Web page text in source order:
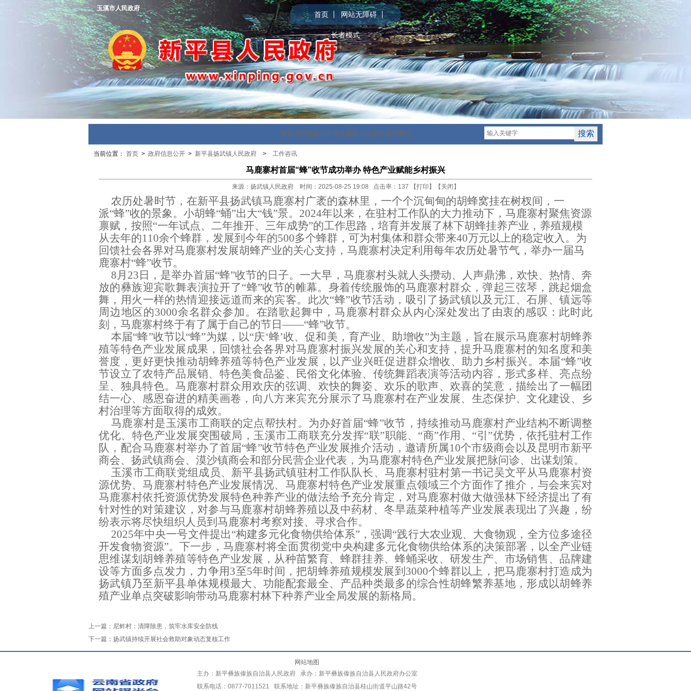
首页 网站无障碍
长者模式
玉溪市人民政府
首页 政府信息公开 政务服务 公众参与 新平概况
当前位置： 首页 > 政府信息公开 > 新平县扬武镇人民政府 > 工作咨讯
马鹿寨村首届“蜂”收节成功举办 特色产业赋能乡村振兴
来源：扬武镇人民政府 时间：2025-08-25 19:08 点击率： 137 【打印 】【 关闭 】
农历处暑时节，在新平县扬武镇马鹿寨村广袤的森林里，一个个沉甸甸的胡蜂窝挂在树杈间，一
派“蜂”收的景象。小胡蜂“蛹”出大“钱”景。 2024年以来， 在驻村工作队的大力推动下， 马鹿寨村聚焦资源
禀赋， 按照“一年试点、二年推开、三年成势”的工作思路，培育并发展了林下胡蜂挂养产业 ， 养殖规模
从去年的110余个蜂群，发展到今年的500多个蜂群，可为村集体和群众带来40万元以上的稳定收入。 为
回馈社会各界对马鹿寨村发展胡蜂产业的关心支持， 马鹿寨村决定利用每年农历处暑节气，举办一届马
鹿寨村“蜂”收节。
8月 23 日，是举办首届“蜂”收节的日子。 一大早， 马鹿寨村头就人头攒动、人声鼎沸，欢快、热情、奔
放的彝族迎宾歌舞表演拉开了“蜂”收节的帷幕。身着传统服饰的马鹿寨村群众 ，弹起三弦琴 ， 跳起烟盒
舞，用 火一样的热情迎接远道而来的宾客。此次“蜂”收节活动，吸引了扬武镇以及元江、石屏、镇远等
周边地区的3000余名群众参加。在踏歌起舞中，马鹿寨村群众从内心深处发出了由衷的感叹：此时此
刻，马鹿寨村终于有了属于自己的节日——“蜂”收节。
本届“蜂”收节以“蜂”为媒， 以“庆‘蜂’收、促和美 ，育产业、助增收”为主题 ，旨在展示马鹿寨村胡蜂养
殖等特色产业发展成果， 回馈社会各界对马鹿寨村振兴发展的关心和支持，提升马鹿寨村的知名度和美
誉度，更好更快推动胡蜂养殖等特色产业发展 ，以产业兴旺促进群众增收、助力乡村振兴。本届“蜂”收
节设立了农特产品展销、特色美食品鉴、民俗文化体验、传统舞蹈表演等活动内容，形式多样、亮点纷
呈、独具特色。马鹿寨村群众用欢庆的弦调、欢快的舞姿、欢乐的歌声、欢喜的笑意，描绘出了一幅团
结一心、感恩奋进的精美画卷，向八方来宾充分展示了马鹿寨村在产业发展、生态保护、文化建设、乡
村治理等方面取得的成效。
马鹿寨村是玉溪市工商联的定点帮扶村。为办好首届“蜂”收节 ，持续推动马鹿寨村产业结构不断调整
优化、特色产业发展突围破局， 玉溪市工商联充分发挥“联”职能、 “商”作用、 “引 ”优势 ，依托驻村工作
队，配合马鹿寨村举办了首届“蜂”收节特色产业发展推介活动， 邀请所属10个市级商会以及昆明市新平
商会、扬武镇商会、漠沙镇商会和部分民营企业代表，为马鹿寨村特色产业发展把脉问诊、出谋划策。
玉溪市工商联党组成员、新平县扬武镇驻村工作队队长、马鹿寨村驻村第一书记吴文平从马鹿寨村资
源优势、马鹿寨村特色产业发展情况、马鹿寨村特色产业发展重点领域三个方面作了推介，与会来宾对
马鹿寨村依托资源优势发展特色种养产业的做法给予充分肯定，对马鹿寨村做大做强林下经济提出了有
针对性的对策建议，对参与马鹿寨村胡蜂养殖以及中药材、冬早蔬菜种植等产业发展表现出了兴趣，纷
纷表示将尽快组织人员到马鹿寨村考察对接、寻求合作。
2025年中央一号文件提出“构建多元化食物供给体系” ，强调“践行大农业观、大食物观，全方位多途径
开发食物资源”。下一步 ， 马鹿寨村将全面贯彻党中央构建多元化食物供给体系的决策部署， 以全产业链
思维谋划胡蜂养殖等特色产业发展，从种苗繁育、蜂群挂养、蜂蛹采收、研发生产、市场销售、品牌建
设等方面多点发力，力争用3至5年时间，把胡蜂养殖规模发展到 3000个蜂群以上，把马鹿寨村打造成为
扬武镇乃至新平县单体规模最大、功能配套最全、产品种类最多的综合性胡蜂繁养基地，形成以胡蜂养
殖产业单点突破影响带动马鹿寨村林下种养产业全局发展的新格局。
上一篇： 尼鲊村：清障除患，筑牢水库安全防线
下一篇： 扬武镇持续开展社会救助对象动态复核工作
网站地图
主办：新平彝族傣族自治县人民政府 承办：新平彝族傣族自治县人民政府办公室
联系电话：0877-7011521 联系地址：新平彝族傣族自治县桂山街道平山路42号